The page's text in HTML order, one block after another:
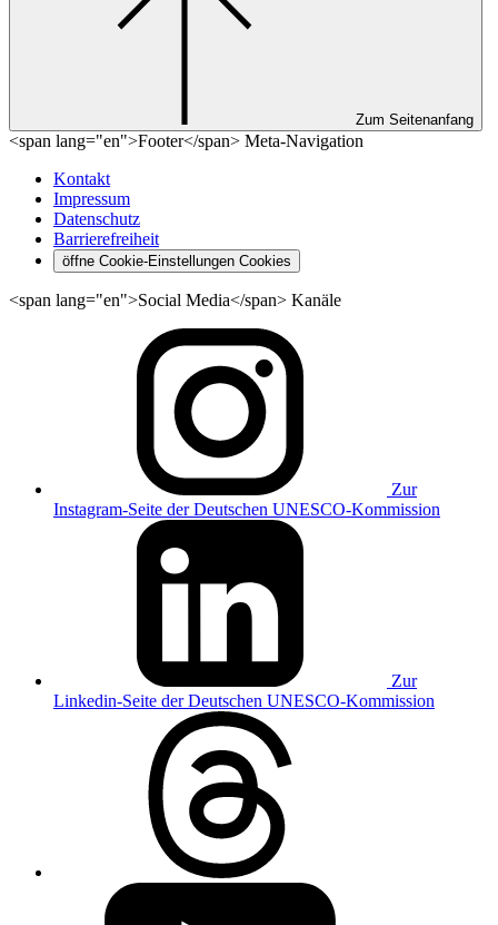
Zum Seitenanfang
<span lang="en">Footer</span> Meta-Navigation
Kontakt
Impressum
Datenschutz
Barrierefreiheit
öffne Cookie-Einstellungen Cookies
<span lang="en">Social Media</span> Kanäle
Zur
Instagram-Seite der Deutschen UNESCO-Kommission
Zur
Linkedin-Seite der Deutschen UNESCO-Kommission